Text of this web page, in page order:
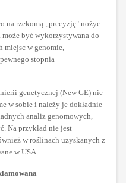
na rzekomą „precyzję" nożyc
być wykorzystywana do
miejsc w genomie,
stopnia
genetycznej (New GE) nie
w sobie i należy je dokładnie
analiz genomowych,
Na przykład nie jest
w roślinach uzyskanych z
w USA.